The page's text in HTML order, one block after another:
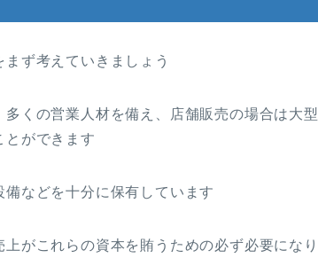
ず考えていきましょう
くの営業人材を備え、店舗販売の場合は大型
とができます
などを十分に保有しています
がこれらの資本を賄うための必ず必要になり